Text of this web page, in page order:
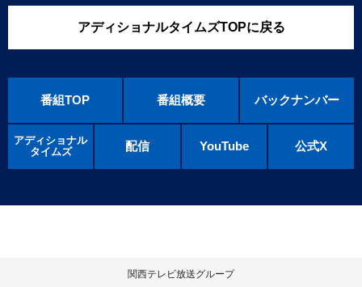
アディショナルタイムズTOPに戻る
番組TOP 番組概要 バックナンバー
アディショナル
タイムズ
配信 YouTube 公式X
関西テレビ放送グループ